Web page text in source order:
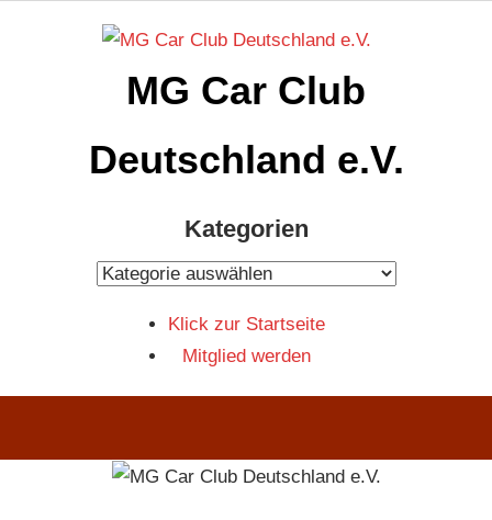
MG Car Club
Deutschland e.V.
Kategorien
Kategorien
Klick zur Startseite
Mitglied werden